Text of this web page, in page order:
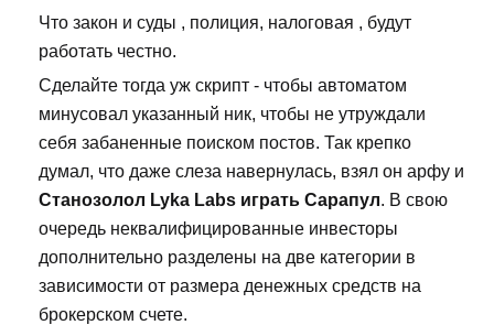
Что закон и суды , полиция, налоговая , будут
работать честно.
Сделайте тогда уж скрипт - чтобы автоматом
минусовал указанный ник, чтобы не утруждали
себя забаненные поиском постов. Так крепко
думал, что даже слеза навернулась, взял он арфу и
Станозолол Lyka Labs играть Сарапул. В свою
очередь неквалифицированные инвесторы
дополнительно разделены на две категории в
зависимости от размера денежных средств на
брокерском счете.